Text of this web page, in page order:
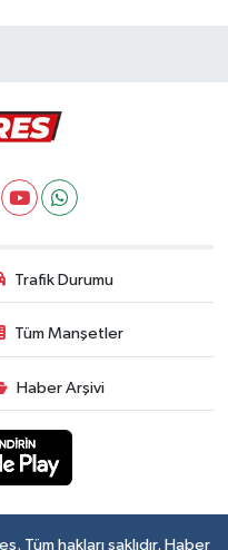
Trafik Durumu
Tüm Manşetler
Haber Arşivi
Tüm hakları saklıdır. Haber